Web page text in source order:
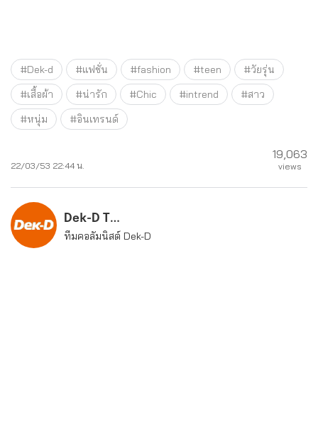
#Dek-d #แฟชั่น #fashion #teen
#วัยรุ่น
#เสื้อผ้า
#น่ารัก #Chic #intrend
#สาว
#หนุ่ม
#อินเทรนด์
22/03/53 22:44 น.
19,063
views
Dek-D Team
ทีมคอลัมนิสต์ Dek-D